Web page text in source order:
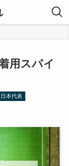
用スパイ
日本代表